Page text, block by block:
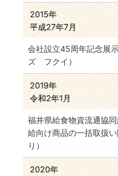
2015年
平成27年7月
会社設立45周年記念展
ズ フクイ）
2019年
令和2年1月
福井県給食物資流通協
給向け商品の一括取扱
り）
2020年